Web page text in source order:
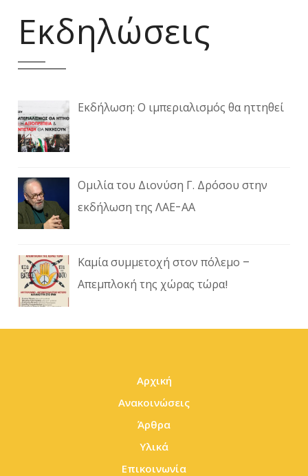
Εκδηλώσεις
Εκδήλωση: Ο ιμπεριαλισμός θα ηττηθεί
Ομιλία του Διονύση Γ. Δρόσου στην
εκδήλωση της ΛΑΕ-ΑΑ
Καμία συμμετοχή στον πόλεμο –
Απεμπλοκή της χώρας τώρα!
Αρχική
Ανακοινώσεις
Άρθρα
Υλικά
Επικοινωνία